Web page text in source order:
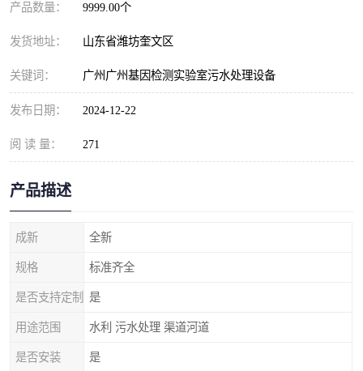
产品数量： 9999.00个
发货地址： 山东省潍坊奎文区
关键词： 广州广州基因检测实验室污水处理设备
发布日期： 2024-12-22
阅 读 量： 271
产品描述
成新 全新
规格 标准齐全
是否支持定制 是
用途范围 水利 污水处理 渠道河道
是否安装 是